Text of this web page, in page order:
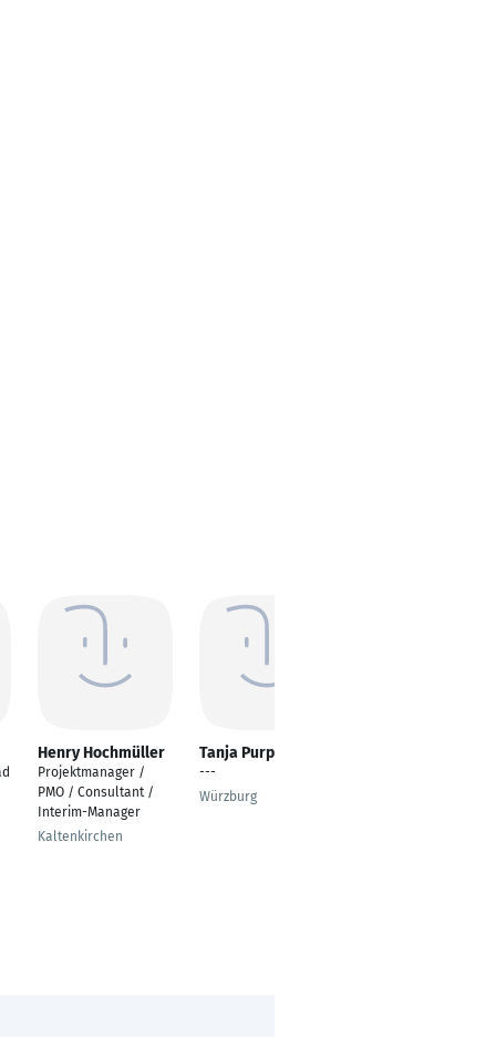
Henry Hochmüller
Projektmanager /
PMO / Consultant /
Interim-Manager
Kaltenkirchen
Tanja Purps
---
Würzburg